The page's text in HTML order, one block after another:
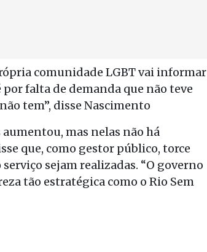
comunidade LGBT vai informar
por falta de demanda que não teve
tem”, disse Nascimento
mas nelas não há
que, como gestor público, torce
sejam realizadas. “O governo
tão estratégica como o Rio Sem